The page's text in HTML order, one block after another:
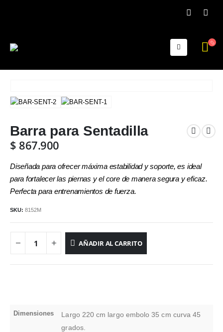
Barra para Sentadilla
$ 867.900
Diseñada para ofrecer máxima estabilidad y soporte, es ideal
para fortalecer las piernas y el core de manera segura y eficaz.
Perfecta para entrenamientos de fuerza.
SKU: 8152M
AÑADIR AL CARRITO
Dimensiones
Largo 220 cm largo embolo 35 cm curva 45
grados.